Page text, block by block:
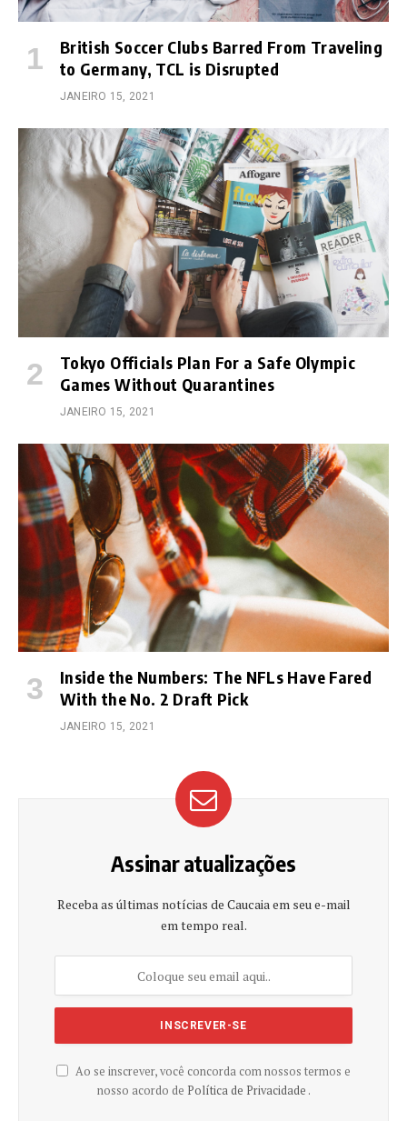
British Soccer Clubs Barred From Traveling
to Germany, TCL is Disrupted
JANEIRO 15, 2021
Tokyo Officials Plan For a Safe Olympic
Games Without Quarantines
JANEIRO 15, 2021
Inside the Numbers: The NFLs Have Fared
With the No. 2 Draft Pick
JANEIRO 15, 2021
Assinar atualizações
Receba as últimas notícias de Caucaia em seu e-mail
em tempo real.
Ao se inscrever, você concorda com nossos termos e
nosso acordo de Política de Privacidade .